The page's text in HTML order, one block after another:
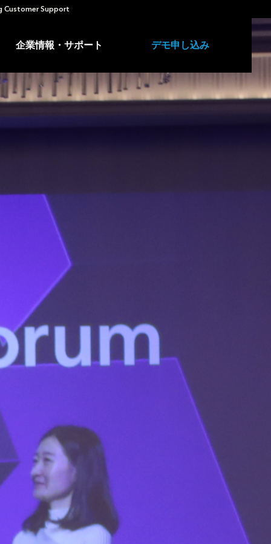
Customer Support
企業情報・サポート デモ申し込み